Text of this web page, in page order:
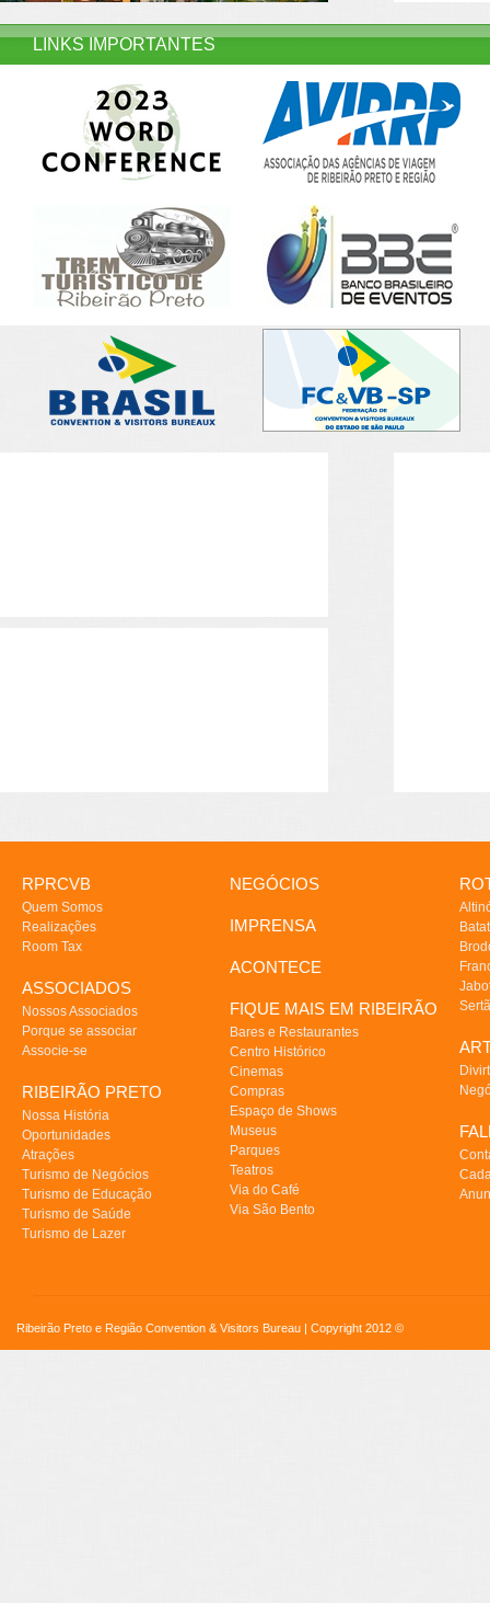
LINKS IMPORTANTES
RPRCVB
Quem Somos
Realizações
Room Tax
ASSOCIADOS
Nossos Associados
Porque se associar
Associe-se
RIBEIRÃO PRETO
Nossa História
Oportunidades
Atrações
Turismo de Negócios
Turismo de Educação
Turismo de Saúde
Turismo de Lazer
NEGÓCIOS
IMPRENSA
ACONTECE
FIQUE MAIS EM RIBEIRÃO
Bares e Restaurantes
Centro Histórico
Cinemas
Compras
Espaço de Shows
Museus
Parques
Teatros
Via do Café
Via São Bento
Ribeirão Preto e Região Convention & Visitors Bureau | Copyright 2012 ©